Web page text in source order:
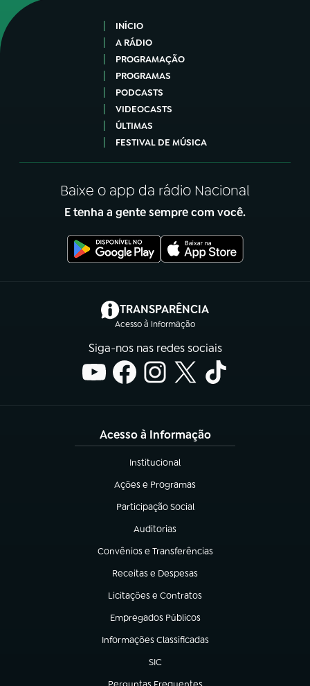
INÍCIO
A RÁDIO
PROGRAMAÇÃO
PROGRAMAS
PODCASTS
VIDEOCASTS
ÚLTIMAS
FESTIVAL DE MÚSICA
Baixe o app da rádio Nacional
E tenha a gente sempre com você.
TRANSPARÊNCIA
Acesso à Informação
(abre em nova aba)
Siga-nos nas redes sociais
Acesso à Informação
Institucional
(abre em nova aba)
Ações e Programas
(abre em nova aba)
Participação Social
(abre em nova aba)
Auditorias
(abre em nova aba)
Convênios e Transferências
(abre em nova aba)
Receitas e Despesas
(abre em nova aba)
Licitações e Contratos
(abre em nova aba)
Empregados Públicos
(abre em nova aba)
Informações Classificadas
(abre em nova aba)
SIC
(abre em nova aba)